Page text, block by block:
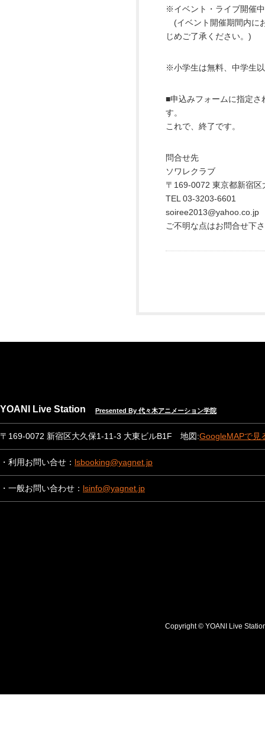
※イベント・ライブ開催
(イベント開催期間内に
じめご了承ください。)
※小学生は無料、中学生
■申込みフォームに指定
す。
これで、終了です。
問合せ先
ソワレクラブ
〒169-0072 東京都新宿
TEL 03-3203-6601
soiree2013@yahoo.co.jp
ご不明な点はお問合せ下
YOANI Live Station Presented By 代々木アニメーション学院
〒169-0072 新宿区大久保1-11-3 大東ビルB1F 地図:GoogleMAPで見
・利用お問い合せ： lsbooking@yagnet.jp
・一般お問い合わせ： lsinfo@yagnet.jp
Copyright © YOANI Live